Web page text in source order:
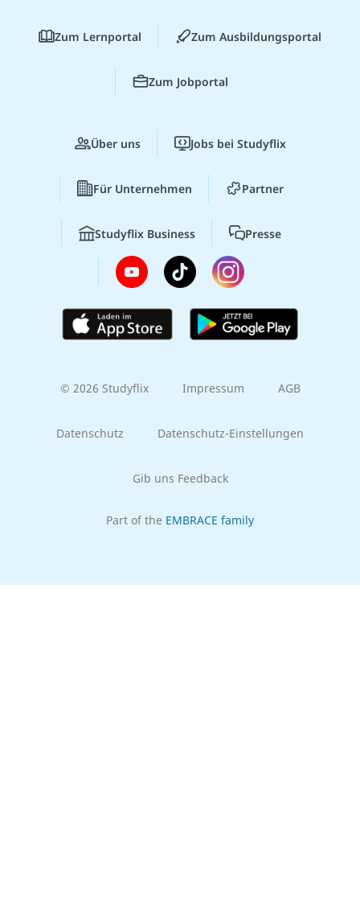
Zum Lernportal Zum Ausbildungsportal
Zum Jobportal
Über uns Jobs bei Studyflix
Für Unternehmen Partner
Studyflix Business Presse
© 2026 Studyflix Impressum AGB
Datenschutz Datenschutz-Einstellungen
Gib uns Feedback
Part of the EMBRACE family